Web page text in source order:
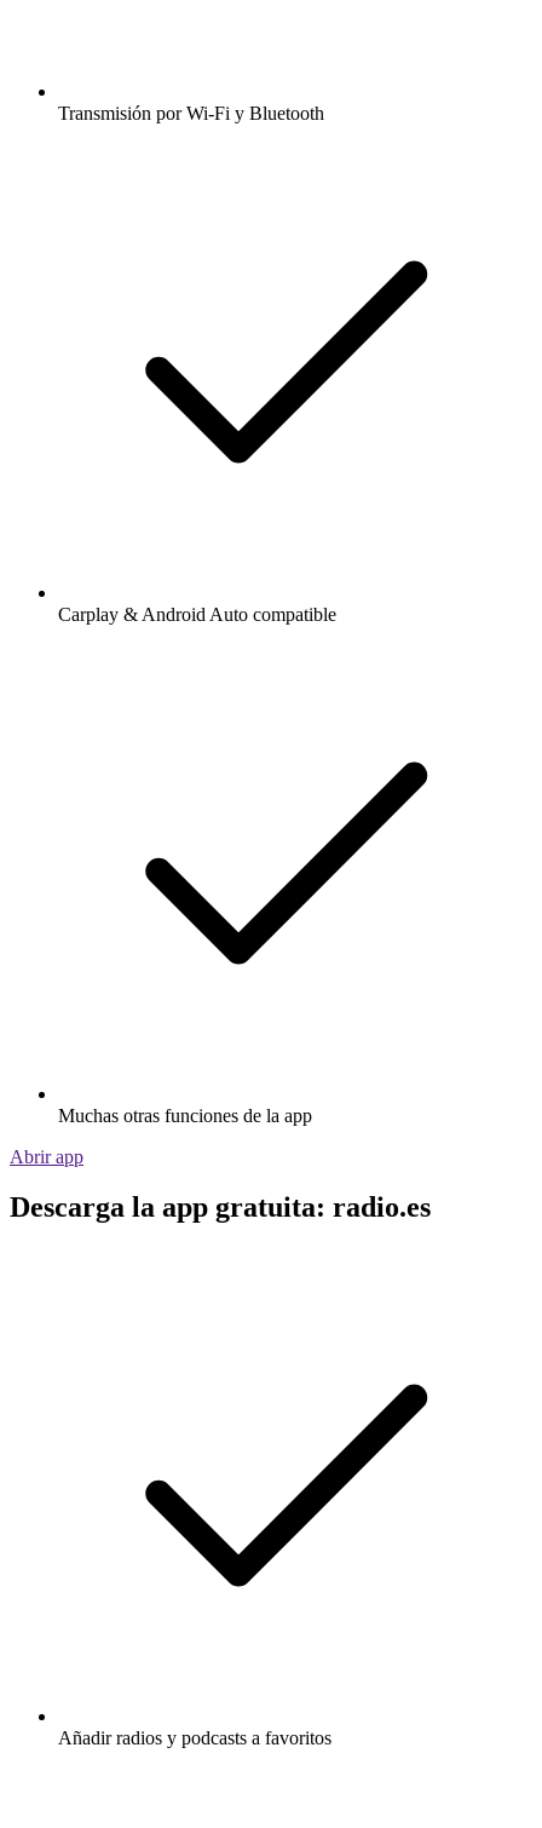
Transmisión por Wi-Fi y Bluetooth
Carplay & Android Auto compatible
Muchas otras funciones de la app
Abrir app
Descarga la app gratuita: radio.es
Añadir radios y podcasts a favoritos